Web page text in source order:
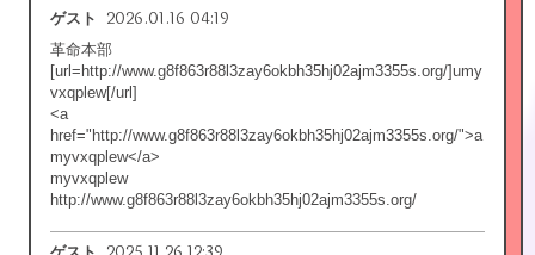
ゲスト 2026.01.16 04:19
革命本部
[url=http://www.g8f863r88l3zay6okbh35hj02ajm3355s.org/]umy
vxqplew[/url]
<a
href="http://www.g8f863r88l3zay6okbh35hj02ajm3355s.org/">a
myvxqplew</a>
myvxqplew
http://www.g8f863r88l3zay6okbh35hj02ajm3355s.org/